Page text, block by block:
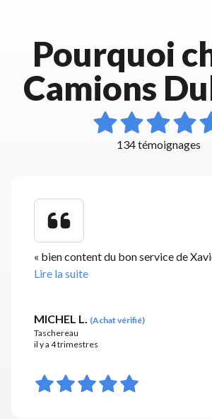
Pourquoi
Camions
134 témoignages
« bien content du bon service de
Lire la suite
MICHEL L. (Achat vérifié)
Taschereau
il y a 4 trimestres